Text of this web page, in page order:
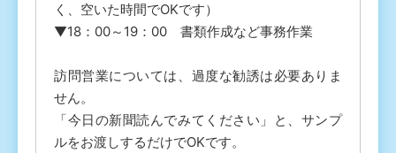
く、空いた時間でOKです）
▼18：00～19：00 書類作成など事務作業
訪問営業については、過度な勧誘は必要ありま
せん。
「今日の新聞読んでみてください」と、サンプ
ルをお渡しするだけでOKです。